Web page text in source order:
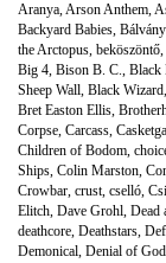
Aranya,Arson Anthem,
Backyard Babies,
the Arctopus, beköszöntő,
Big 4, Bison B. C., Black
Sheep Wall, Black Wizard,
Bret Easton Ellis,
Corpse, Carcass,
Children of Bodom,
Ships, Colin Marston,
Crowbar, crust, cselló,
Elitch, Dave Grohl, Dead
deathcore, Deathstars,
Demonical, Denial of God